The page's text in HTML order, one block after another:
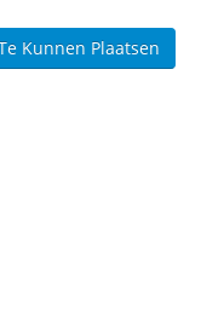
Kunnen Plaatsen